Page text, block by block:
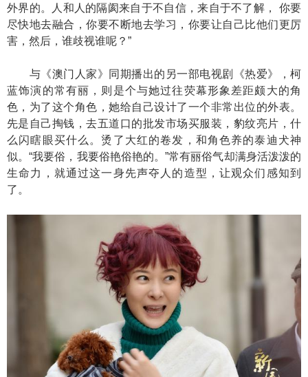
外界的。人和人的隔阂来自于不自信，来自于不了解， 你要
尽快地去融合，你要不断地去学习，你要让自己比他们更厉
害，然后，谁歧视谁呢？”
与《澳门人家》同期播出的另一部电视剧《热爱》，柯
蓝饰演的常有丽，则是个与她过往荧幕形象差距颇大的角
色，为了这个角色，她给自己设计了一个非常出位的外表。
先是自己掏钱，去五道口的批发市场买服装，豹纹亮片，什
么闪瞎眼买什么。烫了大红的卷发，和角色养的泰迪犬神
似。“我要俗，我要俗艳俗艳的。”常有丽俗气却满身活泼泼的
生命力，就通过这一身先声夺人的造型，让观众们感知到
了。